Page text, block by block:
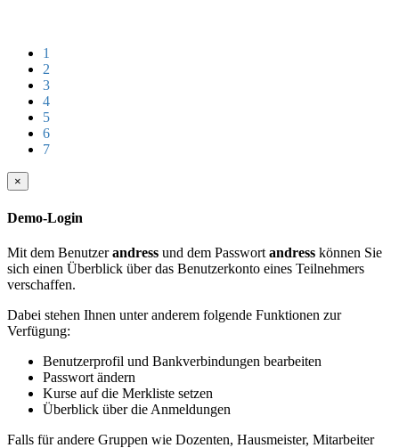
1
2
3
4
5
6
7
×
Demo-Login
Mit dem Benutzerandress und dem Passwort andress können Sie
sich einen Überblick über das Benutzerkonto eines Teilnehmers
verschaffen.
Dabei stehen Ihnen unter anderem folgende Funktionen zur
Verfügung:
Benutzerprofil und Bankverbindungen bearbeiten
Passwort ändern
Kurse auf die Merkliste setzen
Überblick über die Anmeldungen
Falls für andere Gruppen wie Dozenten, Hausmeister, Mitarbeiter